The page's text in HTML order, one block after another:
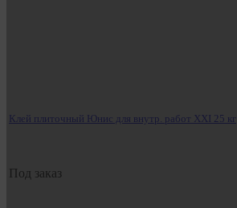
Клей плиточный Юнис для внутр. работ XXI 25 кг
Под заказ